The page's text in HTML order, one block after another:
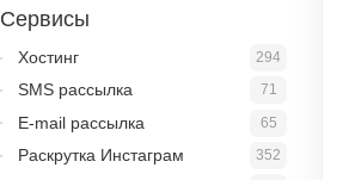
Сервисы
294
Хостинг
71
SMS рассылка
65
E-mail рассылка
352
Раскрутка Инстаграм